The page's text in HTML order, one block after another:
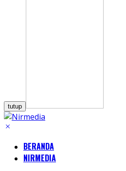
tutup
BERANDA
NIRMEDIA